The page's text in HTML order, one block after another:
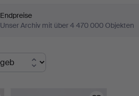
Endpreise
Unser Archiv mit über 4 470 000 Objekten